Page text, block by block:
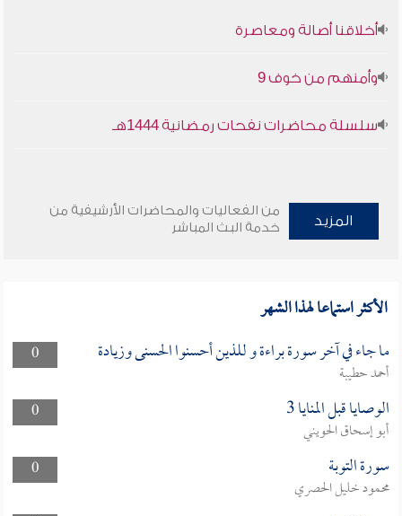
أخلاقنا أصالة ومعاصرة
وأمنهم من خوف 9
سلسلة محاضرات نفحات رمضانية 1444هـ
المزيد
من الفعاليات والمحاضرات الأرشيفية من
خدمة البث المباشر
الأكثر استماعا لهذا الشهر
0 ما جاء في آخر سورة براءة و للذين أحسنوا الحسنى وزيادة
أحمد حطيبة
0
الوصايا قبل المنايا 3
أبو إسحاق الحويني
0
سورة التوبة
محمود خليل الحصري